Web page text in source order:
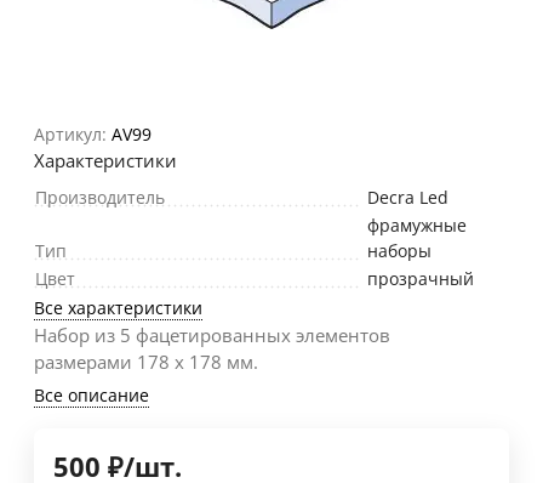
Артикул: AV99
Характеристики
Производитель Decra Led
Тип
фрамужные
наборы
Цвет
прозрачный
Все характеристики
Набор из 5 фацетированных элементов
размерами 178 х 178 мм.
Все описание
500 ₽/шт.